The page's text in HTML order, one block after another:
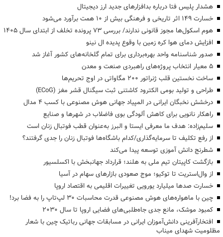
هشدار پلیس فتا درباره بدافزارهای جدید ارز دیجیتال
خسارت ۱۴۹ اثر تاریخی و فرهنگی بیش از ۱۰ همت برآورد می‌شود
هوم اسکول‌ها مجوز قانونی ندارند/ بررسی ۷۳ پرونده تخلف از ابتدای سال ۱۴۰۵
افزایش دمای هوا کره زمین با وقوع پدیده ال نینو
صدور شناسنامه واحد بهره‌برداری برای تمام گلخانه‌های کشور آغاز شد
۵ معیار انتخاب پروژه‌های راهبردی صنعت و معدن
ساخت نخستین قلب ژنراتور ۲۰۰ مگاواتی در اوج تحریم‌ها
طراحی و تولید بومی الکترود کاشتنی ثبت سیگنال قشر مغز (ECoG)
درخشش نخبگان ایرانی در المپیاد جهانی هوش مصنوعی با کسب ۴ مدال
راهکار نانویی برای کاهش آلودگی بوی فاضلاب در شهرها و صنایع
سلیم‌زاده: هدف‌ ما معرفی ایستا و البرز به‌عنوان قطب فوتبال زنان است
از رفع تکلیف تا سرمایه‌گذاری/کدام باشگاه‌ها فوتبال زنان را جدی گرفتند؟
شطرنج دانش آموزی توسعه پیدا می‌کند
بازگشت کاپیتان تیم ملی به هلند؛ قرارداد جهانبخش با اکسلسیور
از وال‌استریت تا توکیو؛ موج صعودی بازارهای سهام در آسیا
خسارت صدها میلیارد یورویی تغییرات اقلیمی به اقتصاد اروپا
چین با ماهواره‌های هوش مصنوعی قدرت محاسبات 30 لپ‌تاپ را به فضا برد!
کمبود موشک، مانع جدی جاه‌طلبی‌های فضایی اروپا تا سال ۲۰۳۰
افتخارآفرینی دانش‌آموزان ایرانی در مسابقات جهانی رباتیک چین با شعار
مظلومیت شهدای میناب